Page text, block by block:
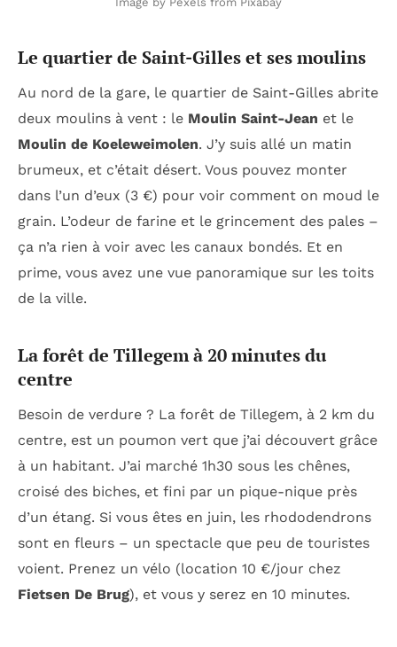
Le quartier de Saint-Gilles et ses moulins
Au nord de la gare, le quartier de Saint-Gilles abrite
deux moulins à vent : le Moulin Saint-Jean et le
Moulin de Koeleweimolen. J’y suis allé un matin
brumeux, et c’était désert. Vous pouvez monter
dans l’un d’eux (3 €) pour voir comment on moud le
grain. L’odeur de farine et le grincement des pales –
ça n’a rien à voir avec les canaux bondés. Et en
prime, vous avez une vue panoramique sur les toits
de la ville.
La forêt de Tillegem à 20 minutes du
centre
Besoin de verdure ? La forêt de Tillegem, à 2 km du
centre, est un poumon vert que j’ai découvert grâce
à un habitant. J’ai marché 1h30 sous les chênes,
croisé des biches, et fini par un pique-nique près
d’un étang. Si vous êtes en juin, les rhododendrons
sont en fleurs – un spectacle que peu de touristes
voient. Prenez un vélo (location 10 €/jour chez
Fietsen De Brug), et vous y serez en 10 minutes.